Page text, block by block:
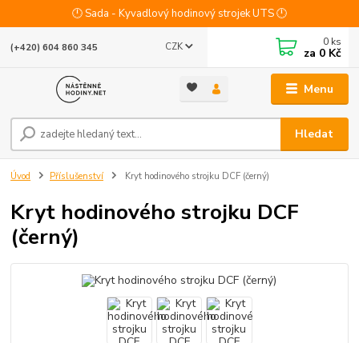
🕛 Sada - Kyvadlový hodinový strojek UTS 🕛
Menu
CZK
Hledat
(+420) 604 860 345 0 ks
za 0 Kč
Úvod Příslušenství Kryt hodinového strojku DCF (černý)
Kryt hodinového strojku DCF
(černý)